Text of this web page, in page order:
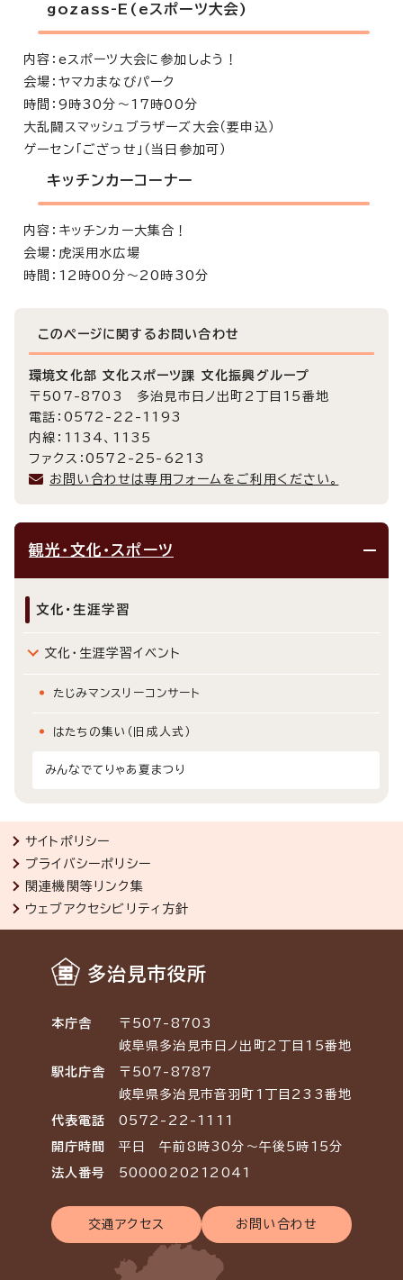
gozass-E(eスポーツ大会)
内容：eスポーツ大会に参加しよう！
会場：ヤマカまなびパーク
時間：9時30分～17時00分
大乱闘スマッシュブラザーズ大会（要申込）
ゲーセン「ござっせ」（当日参加可）
キッチンカーコーナー
内容：キッチンカー大集合！
会場：虎渓用水広場
時間：12時00分～20時30分
このページに関する お問い合わせ
環境文化部 文化スポーツ課 文化振興グループ
〒507-8703 多治見市日ノ出町2丁目15番地
電話：0572-22-1193
内線：1134、1135
ファクス：0572-25-6213
お問い合わせは専用フォームをご利用ください。
観光・文化・スポーツ
文化・生涯学習
文化・生涯学習イベント
たじみマンスリーコンサート
はたちの集い（旧成人式）
みんなでてりゃあ夏まつり
サイトポリシー
プライバシーポリシー
関連機関等リンク集
ウェブアクセシビリティ方針
多治見市役所
本庁舎
〒507-8703
岐阜県多治見市日ノ出町2丁目15番地
駅北庁舎
〒507-8787
岐阜県多治見市音羽町1丁目233番地
代表電話 0572-22-1111
開庁時間 平日 午前8時30分～午後5時15分
法人番号 5000020212041
交通アクセス お問い合わせ